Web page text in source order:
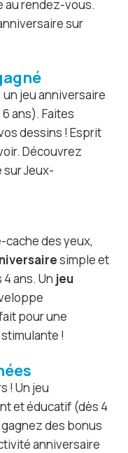
au rendez-vous.
sur
un jeu anniversaire
ans). Faites
dessins ! Esprit
Découvrez
sur Jeux-
cache des yeux,
simple et
ans. Un jeu
pour une
!
! Un jeu
et éducatif (dès 4
des bonus
anniversaire